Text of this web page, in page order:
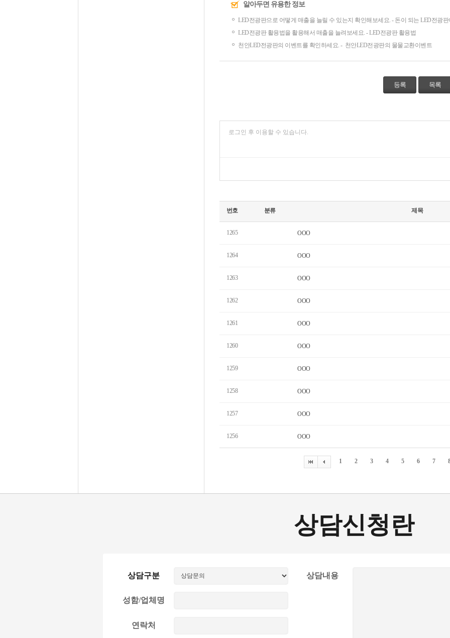
알아두면 유용한 정보
LED전광판으로 어떻게 매출을 늘릴 수 있는지 확인해보세요. - 돈이 되는 LED전광판
LED전광판 활용법을 활용해서 매출을 늘려보세요. -LED전광판 활용법
천안LED전광판의 이벤트를 확인하세요. - 천안LED전광판의 물물교환이벤트
등록 목록
번호 분류 제목
1265 OOO
1264 OOO
1263 OOO
1262 OOO
1261 OOO
1260 OOO
1259 OOO
1258 OOO
1257 OOO
1256 OOO
1 2 3 4 5 6 7
상담신청란
상담구분 상담내용
성함/업체명
연락처